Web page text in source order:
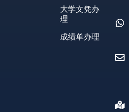
大学文凭办
理
成绩单办理